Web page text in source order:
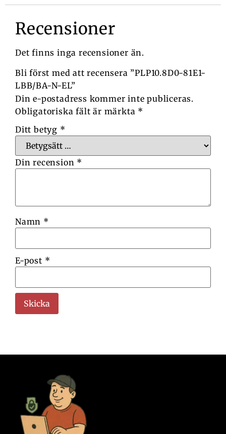
Recensioner
Det finns inga recensioner än.
Bli först med att recensera ”PLP10.8D0-81E1-
LBB/BA-N-EL”
Din e-postadress kommer inte publiceras.
Obligatoriska fält är märkta *
Ditt betyg *
Din recension *
Namn *
E-post *